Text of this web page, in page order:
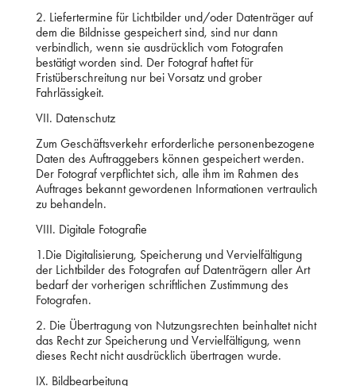
2. Liefertermine für Lichtbilder und/oder Datenträger auf
dem die Bildnisse gespeichert sind, sind nur dann
verbindlich, wenn sie ausdrücklich vom Fotografen
bestätigt worden sind. Der Fotograf haftet für
Fristüberschreitung nur bei Vorsatz und grober
Fahrlässigkeit.
VII. Datenschutz
Zum Geschäftsverkehr erforderliche personenbezogene
Daten des Auftraggebers können gespeichert werden.
Der Fotograf verpflichtet sich, alle ihm im Rahmen des
Auftrages bekannt gewordenen Informationen vertraulich
zu behandeln.
VIII. Digitale Fotografie
1.Die Digitalisierung, Speicherung und Vervielfältigung
der Lichtbilder des Fotografen auf Datenträgern aller Art
bedarf der vorherigen schriftlichen Zustimmung des
Fotografen.
2. Die Übertragung von Nutzungsrechten beinhaltet nicht
das Recht zur Speicherung und Vervielfältigung, wenn
dieses Recht nicht ausdrücklich übertragen wurde.
IX. Bildbearbeitung